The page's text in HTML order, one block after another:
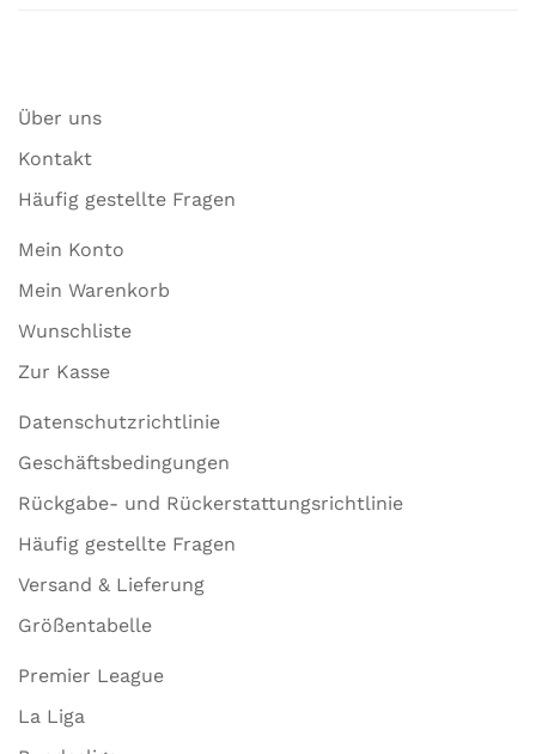
Über uns
Kontakt
Häufig gestellte Fragen
Mein Konto
Mein Warenkorb
Wunschliste
Zur Kasse
Datenschutzrichtlinie
Geschäftsbedingungen
Rückgabe- und Rückerstattungsrichtlinie
Häufig gestellte Fragen
Versand & Lieferung
Größentabelle
Premier League
La Liga